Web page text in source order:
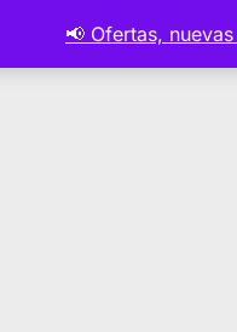
📢 Ofertas,